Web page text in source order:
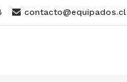
contacto@equipados.cl